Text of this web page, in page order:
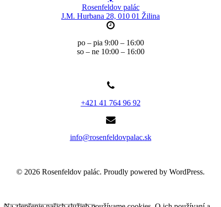
Rosenfeldov palác
J.M. Hurbana 28, 010 01 Žilina
po – pia 9:00 – 16:00
so – ne 10:00 – 16:00
+421 41 764 96 92
info@rosenfeldovpalac.sk
© 2026 Rosenfeldov palác. Proudly powered by WordPress.